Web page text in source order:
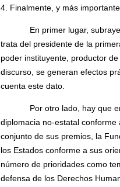
4. Finalmente, y más
En primer lugar,
trata del presidente de la
poder instituyente, productor
discurso, se generan efectos
cuenta este dato.
Por otro lado, hay que
diplomacia no-estatal
conjunto de sus premios, la
los Estados conforme a sus
número de prioridades como
defensa de los Derechos